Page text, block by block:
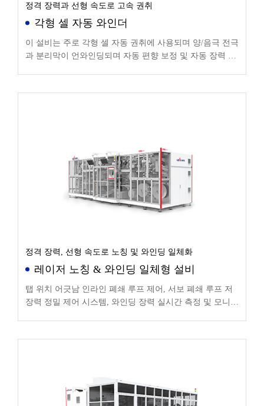
정격 장력과 선형 속도로 고속 권취
각형 셀 자동 와인더
이 설비는 주로 각형 셀 자동 권취에 사용되며 양/음극 전극
과 분리막이 언와인딩되며 자동 편향 보정 및 자동 장력 제
정격 장력, 선형 속도로 노칭 및 와인딩 일체화
레이저 노칭 & 와인딩 일체형 설비
탭 위치 어긋남 인라인 폐쇄 루프 제어, 서보 폐쇄 루프 저
장력 정밀 제어 시스템, 와인딩 장력 실시간 측정 및 모니터